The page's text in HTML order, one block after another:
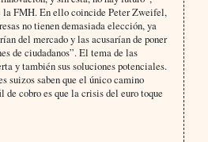
la FMH. En ello coincide Peter Zweifel,
no tienen demasiada elección, ya
del mercado y las acusarían de poner
de ciudadanos”. El tema de las
y también sus soluciones potenciales.
suizos saben que el único camino
de cobro es que la crisis del euro toque